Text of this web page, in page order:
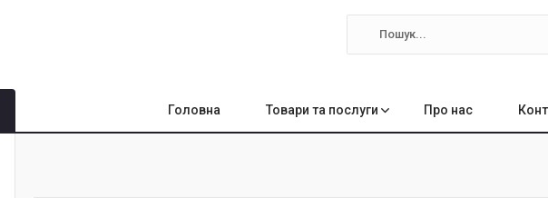
Головна Товари та послуги Про нас